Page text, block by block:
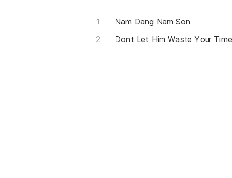
Nam Dang Nam Son
Dont Let Him Waste Your Time